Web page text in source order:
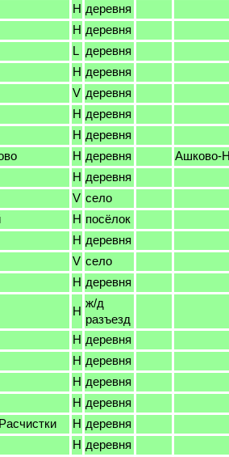
H деревня
H деревня
L деревня
H деревня
V деревня
H деревня
H деревня
H деревня
Ашково-
H деревня
V село
H посёлок
H деревня
V село
H деревня
H
ж/д
разъезд
H деревня
H деревня
H деревня
H деревня
H деревня
H деревня